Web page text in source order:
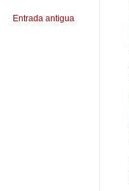
Entrada antigua